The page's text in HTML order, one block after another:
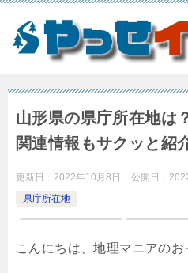
山形県の県庁所在地は
関連情報もサクッと紹
更新日： 2022年10月8日 公開日：
県庁所在地
こんにちは、地理マニアのお